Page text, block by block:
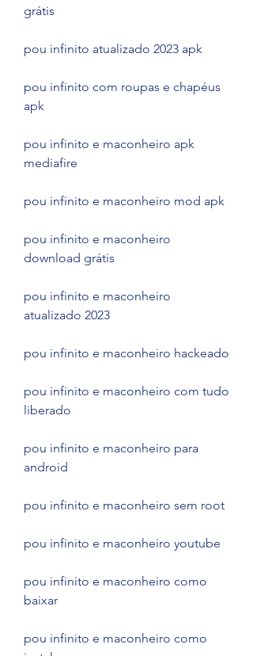
grátis
pou infinito atualizado 2023 apk
pou infinito com roupas e chapéus
apk
pou infinito e maconheiro apk
mediafire
pou infinito e maconheiro mod apk
pou infinito e maconheiro
download grátis
pou infinito e maconheiro
atualizado 2023
pou infinito e maconheiro hackeado
pou infinito e maconheiro com tudo
liberado
pou infinito e maconheiro para
android
pou infinito e maconheiro sem root
pou infinito e maconheiro youtube
pou infinito e maconheiro como
baixar
pou infinito e maconheiro como